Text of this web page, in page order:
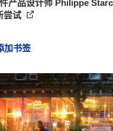
产品设计师 Philippe
尝试
加书签